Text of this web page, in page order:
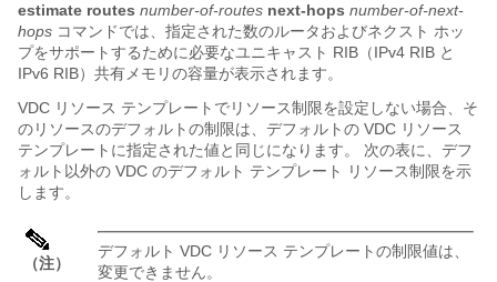
estimate routes number-of-routes next-hops number-of-next-
hops コマンドでは、指定された数のルータおよびネクスト ホッ
プをサポートするために必要なユニキャスト RIB（IPv4 RIB と
IPv6 RIB）共有メモリの容量が表示されます。
VDC リソース テンプレートでリソース制限を設定しない場合、そ
のリソースのデフォルトの制限は、デフォルトの VDC リソース
テンプレートに指定された値と同じになります。 次の表に、デフ
ォルト以外の VDC のデフォルト テンプレート リソース制限を示
します。
（注）
デフォルト VDC リソース テンプレートの制限値は、
変更できません。